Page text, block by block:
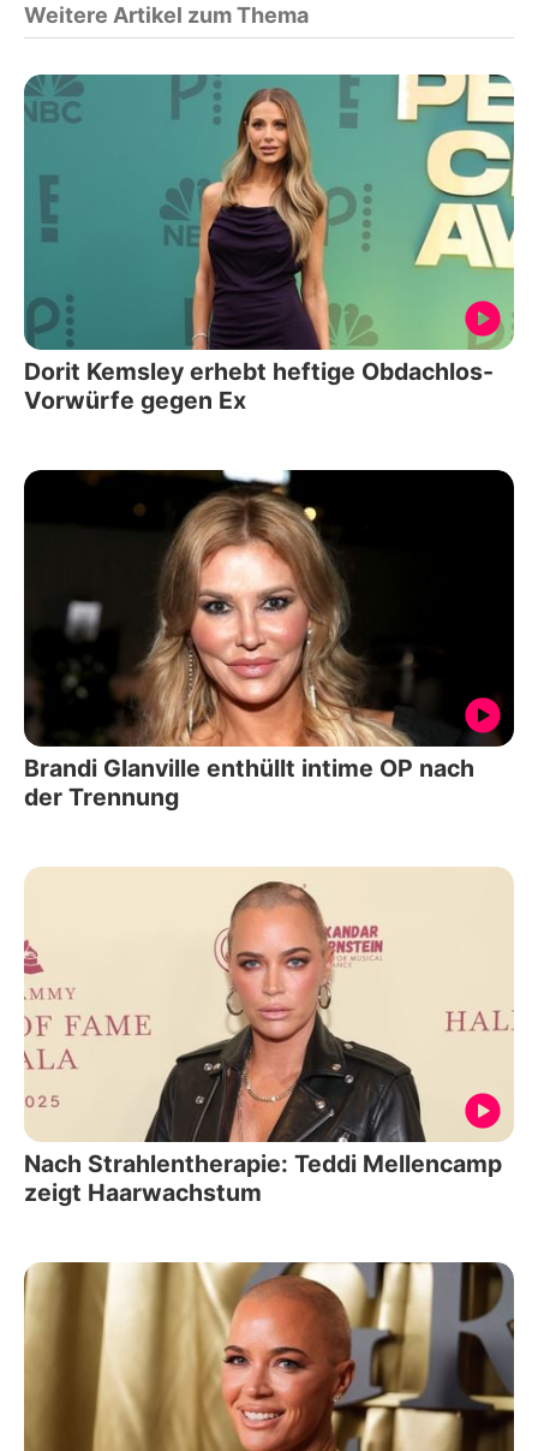
Weitere Artikel zum Thema
Dorit Kemsley erhebt heftige Obdachlos-
Vorwürfe gegen Ex
Brandi Glanville enthüllt intime OP nach
der Trennung
Nach Strahlentherapie: Teddi Mellencamp
zeigt Haarwachstum